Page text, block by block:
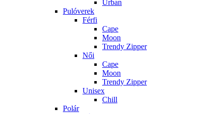
Urban
Pulóverek
Férfi
Cape
Moon
Trendy Zipper
Női
Cape
Moon
Trendy Zipper
Unisex
Chill
Polár